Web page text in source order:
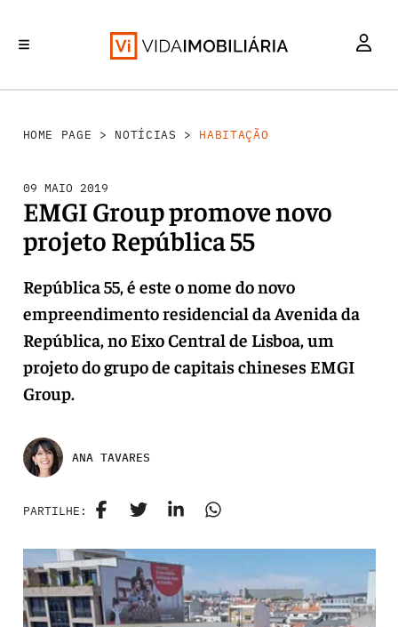
HOME PAGE > NOTÍCIAS > HABITAÇÃO
09 MAIO 2019
EMGI Group promove novo
projeto República 55
República 55, é este o nome do novo
empreendimento residencial da Avenida da
República, no Eixo Central de Lisboa, um
projeto do grupo de capitais chineses EMGI
Group.
ANA TAVARES
PARTILHE: